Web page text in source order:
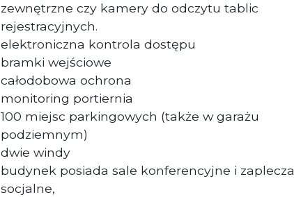
zewnętrzne czy kamery do odczytu tablic
rejestracyjnych.
elektroniczna kontrola dostępu
bramki wejściowe
całodobowa ochrona
monitoring portiernia
100 miejsc parkingowych (także w garażu
podziemnym)
dwie windy
budynek posiada sale konferencyjne i zaplecza
socjalne,